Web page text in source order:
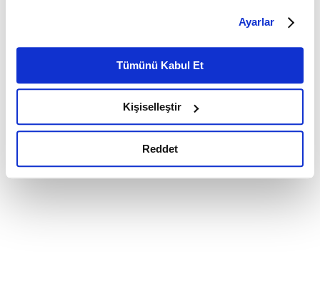
belirleyebilirsiniz. Çerezlere ilişkin detaylı bilgi için
Ayarlar butonuna tıklayabilir,Çerez Bilgilendirme
Metnimizi ziyaret edebilirsiniz.
6698 sayılı Kişisel Verilerin Korunması Kanunu uyarınca
okumak ve sitemizi ziyaretiniz kapsamında
gerçekleştirilen veri işleme faaliyetleri ile ilgili daha
detaylı bilgi almak için lütfentıklayınız.
Ayarlar
Tümünü Kabul Et
Kişiselleştir
Reddet